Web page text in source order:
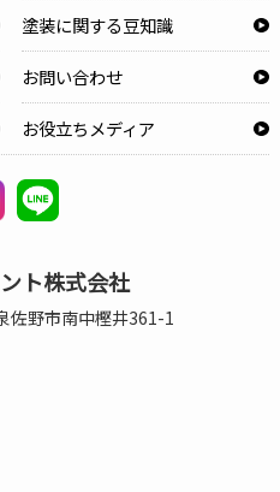
塗装に関する豆知識
お問い合わせ
お役立ちメディア
ト株式会社
佐野市南中樫井361-1